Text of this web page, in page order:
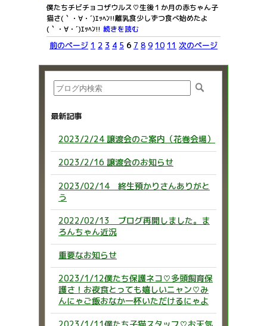
僕たちチビチョコザウルス♡生後１か月の赤ちゃん子
猫さ(｀・∀・´)ｴｯﾍﾝ!!離乳食少しずつ食べ始めたよ
(｀・∀・´)ｴｯﾍﾝ!! 続きを読む
前のページ 1 2 3 4 5 6 7 8 9 10 11 次のページ
最新記事
2023/2/24 譲渡会のご案内（花巻会場）
2023/2/16 譲渡会のお知らせ
2023/02/14 終生預かりさんありがと
う
2022/02/13 ブログ再開しました。ま
ろんちゃん近況
重要なお知らせ
2023/1/12僕たち保護ネコ♡多頭飼育保
護さ！お夜食とっても嬉しいニャン♡み
んにゃご飯おなか一杯いただけるにゃよ